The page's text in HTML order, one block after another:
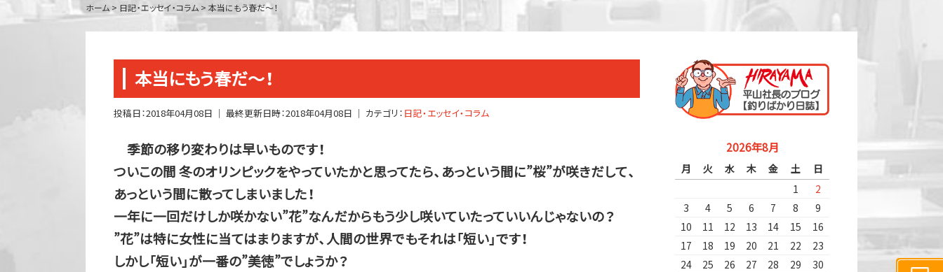
ホーム > 日記・エッセイ・コラム > 本当にもう春だ～！
本当にもう春だ～！
投稿日：2018年04月08日 ｜ 最終更新日時：2018年04月08日 ｜ カテゴリ： 日記・エッセイ・コラム
季節の移り変わりは早いものです！
ついこの間 冬のオリンピックをやっていたかと思ってたら、あっという間に”桜”が咲きだして、
あっという間に散ってしまいました！
一年に一回だけしか咲かない”花”なんだからもう少し咲いていたっていいんじゃないの？
”花”は特に女性に当てはまりますが、人間の世界でもそれは「短い」です！
しかし「短い」が一番の”美徳”でしょうか？
2026年8月
月 火 水 木 金 土
日
1
2
3
4 5 6 7 8
9
10
11 12 13 14 15
16
17
18 19 20 21 22
23
24
25 26 27 28 29
30